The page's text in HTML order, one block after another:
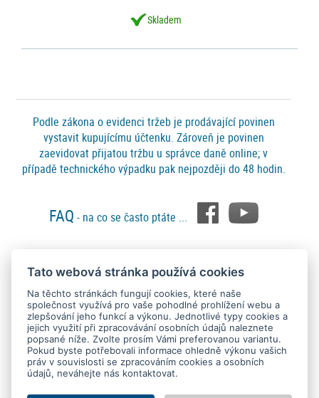
Skladem
Podle zákona o evidenci tržeb je prodávající povinen
vystavit kupujícímu účtenku. Zároveň je povinen
zaevidovat přijatou tržbu u správce daně online; v
případě technického výpadku pak nejpozději do 48 hodin.
FAQ - na co se často ptáte ...
Platební metody
Copyright © 2015 - 2026SEO kvalitně
Kontakt
Ochrana osobních údajů O nás Obchodní podmínky
Tato webová stránka používá cookies
Na těchto stránkách fungují cookies, které naše
společnost využívá pro vaše pohodlné prohlížení webu a
zlepšování jeho funkcí a výkonu. Jednotlivé typy cookies a
jejich využití při zpracovávání osobních údajů naleznete
popsané níže. Zvolte prosím Vámi preferovanou variantu.
Pokud byste potřebovali informace ohledně výkonu vašich
práv v souvislosti se zpracováním cookies a osobních
údajů, neváhejte nás kontaktovat.